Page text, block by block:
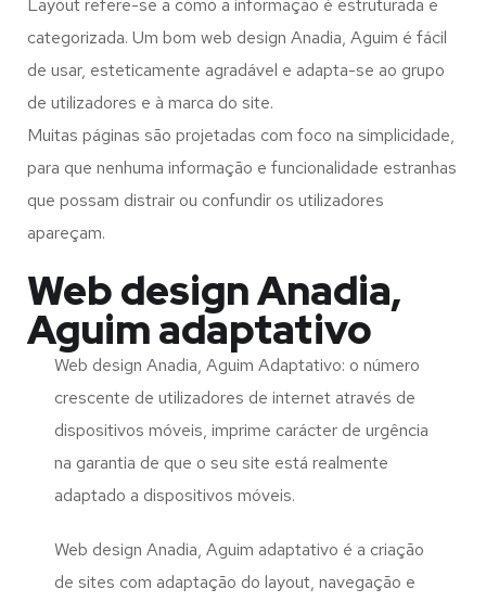
Layout refere-se a como a informação é estruturada e
categorizada. Um bom web design Anadia, Aguim é fácil
de usar, esteticamente agradável e adapta-se ao grupo
de utilizadores e à marca do site.
Muitas páginas são projetadas com foco na simplicidade,
para que nenhuma informação e funcionalidade estranhas
que possam distrair ou confundir os utilizadores
apareçam.
Web design Anadia,
Aguim adaptativo
Web design Anadia, Aguim Adaptativo: o número
crescente de utilizadores de internet através de
dispositivos móveis, imprime carácter de urgência
na garantia de que o seu site está realmente
adaptado a dispositivos móveis.
Web design Anadia, Aguim adaptativo é a criação
de sites com adaptação do layout, navegação e